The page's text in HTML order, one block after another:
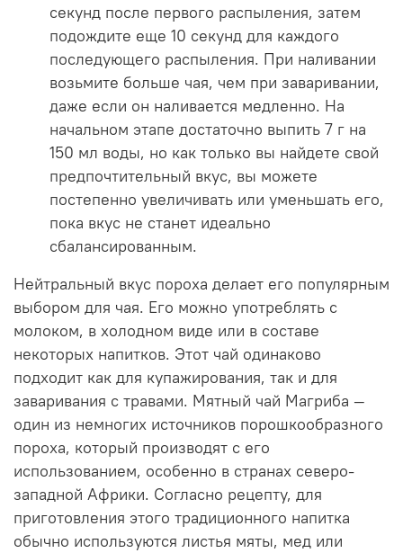
секунд после первого распыления, затем
подождите еще 10 секунд для каждого
последующего распыления. При наливании
возьмите больше чая, чем при заваривании,
даже если он наливается медленно. На
начальном этапе достаточно выпить 7 г на
150 мл воды, но как только вы найдете свой
предпочтительный вкус, вы можете
постепенно увеличивать или уменьшать его,
пока вкус не станет идеально
сбалансированным.
Нейтральный вкус пороха делает его популярным
выбором для чая. Его можно употреблять с
молоком, в холодном виде или в составе
некоторых напитков. Этот чай одинаково
подходит как для купажирования, так и для
заваривания с травами. Мятный чай Магриба —
один из немногих источников порошкообразного
пороха, который производят с его
использованием, особенно в странах северо-
западной Африки. Согласно рецепту, для
приготовления этого традиционного напитка
обычно используются листья мяты, мед или